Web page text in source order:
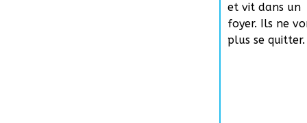
et vit dans un
foyer. Ils ne
plus se quitter.